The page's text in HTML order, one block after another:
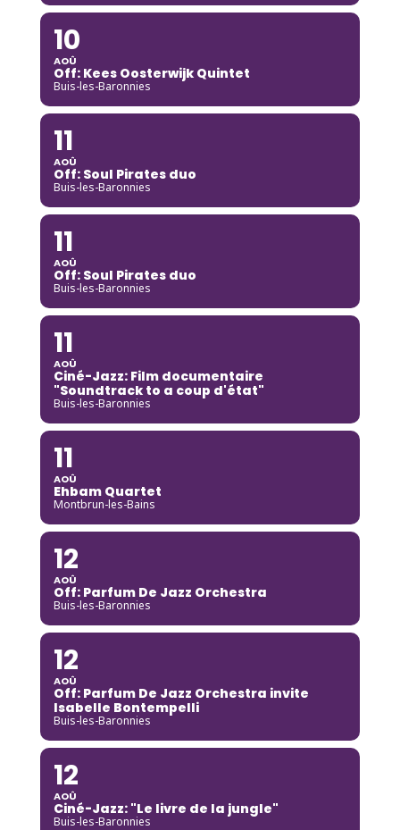
10
AOÛ
Off: Kees Oosterwijk Quintet
Buis-les-Baronnies
11
AOÛ
Off: Soul Pirates duo
Buis-les-Baronnies
11
AOÛ
Off: Soul Pirates duo
Buis-les-Baronnies
11
AOÛ
Ciné-Jazz: Film documentaire
"Soundtrack to a coup d'état"
Buis-les-Baronnies
11
AOÛ
Ehbam Quartet
Montbrun-les-Bains
12
AOÛ
Off: Parfum De Jazz Orchestra
Buis-les-Baronnies
12
AOÛ
Off: Parfum De Jazz Orchestra invite
Isabelle Bontempelli
Buis-les-Baronnies
12
AOÛ
Ciné-Jazz: "Le livre de la jungle"
Buis-les-Baronnies